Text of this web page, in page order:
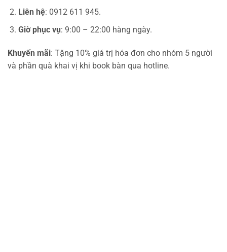
Liên hệ: 0912 611 945.
Giờ phục vụ: 9:00 – 22:00 hàng ngày.
Khuyến mãi: Tặng 10% giá trị hóa đơn cho nhóm 5 người
và phần quà khai vị khi book bàn qua hotline.